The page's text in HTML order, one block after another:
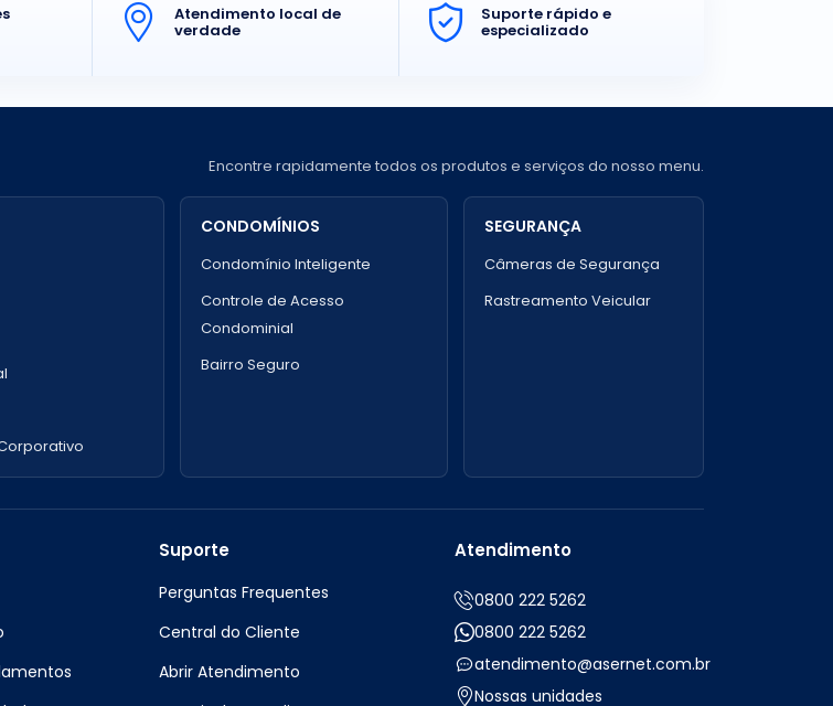
Atendimento local de
verdade
Suporte rápido e
especializado
Encontre rapidamente todos os produtos e serviços do nosso menu.
CONDOMÍNIOS
Condomínio Inteligente
Controle de Acesso
Condominial
Bairro Seguro
SEGURANÇA
Câmeras de Segurança
Rastreamento Veicular
Suporte
Perguntas Frequentes
Central do Cliente
Abrir Atendimento
Atendimento
0800 222 5262
0800 222 5262
atendimento@asernet.com.br
Nossas unidades